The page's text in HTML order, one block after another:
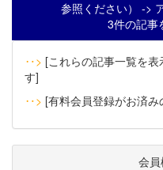
参照ください） ->
3件の記事
‥> [これらの記事一覧を表
す]
‥> [有料会員登録がお済み
会